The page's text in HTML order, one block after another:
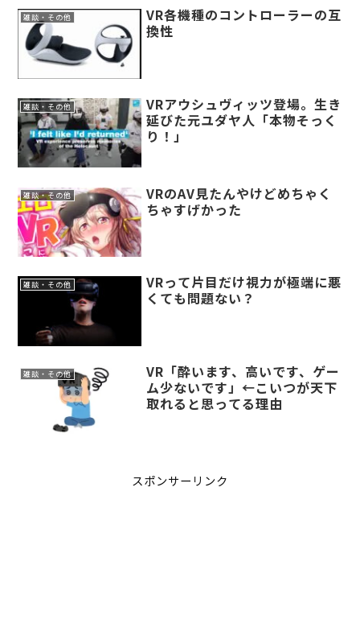
雑談・その他
VR各機種のコントローラーの互
換性
雑談・その他
VRアウシュヴィッツ登場。生き
延びた元ユダヤ人「本物そっく
り！」
雑談・その他
VRのAV見たんやけどめちゃく
ちゃすげかった
雑談・その他
VRって片目だけ視力が極端に悪
くても問題ない？
雑談・その他
VR「酔います、高いです、ゲー
ム少ないです」←こいつが天下
取れると思ってる理由
スポンサーリンク